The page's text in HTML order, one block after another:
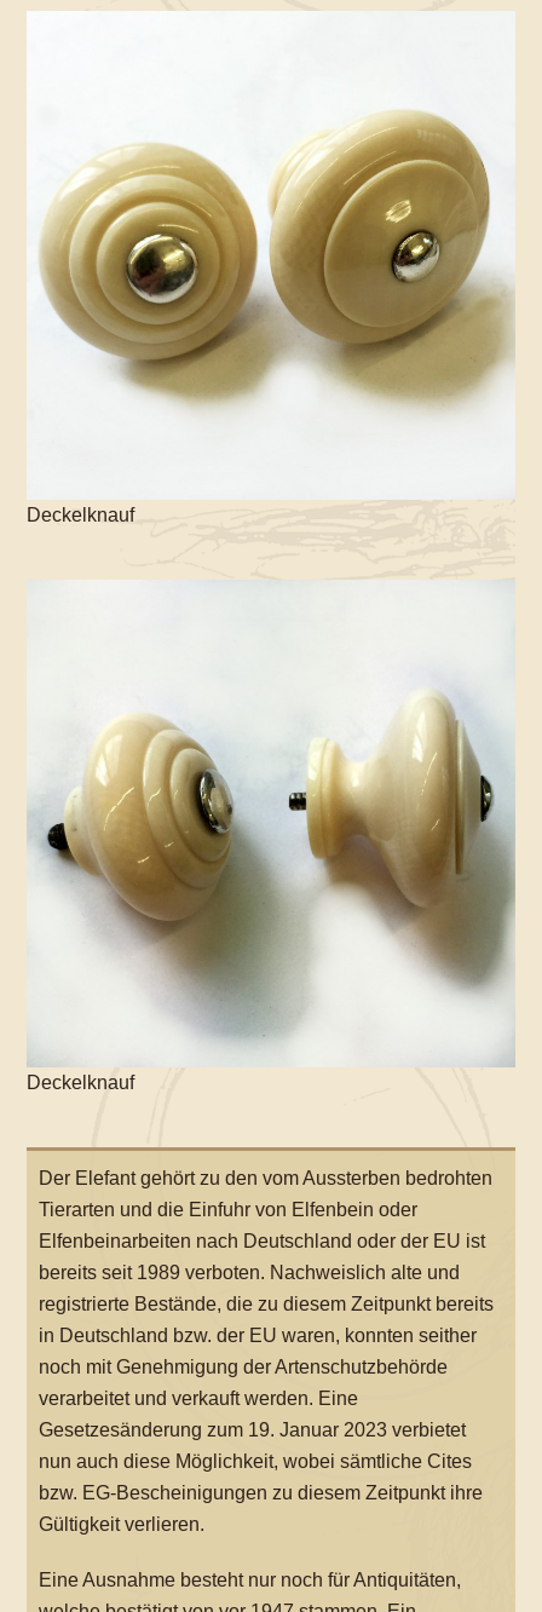
Deckelknauf
Deckelknauf
Der Elefant gehört zu den vom Aussterben bedrohten
Tierarten und die Einfuhr von Elfenbein oder
Elfenbeinarbeiten nach Deutschland oder der EU ist
bereits seit 1989 verboten. Nachweislich alte und
registrierte Bestände, die zu diesem Zeitpunkt bereits
in Deutschland bzw. der EU waren, konnten seither
noch mit Genehmigung der Artenschutzbehörde
verarbeitet und verkauft werden. Eine
Gesetzesänderung zum 19. Januar 2023 verbietet
nun auch diese Möglichkeit, wobei sämtliche Cites
bzw. EG-Bescheinigungen zu diesem Zeitpunkt ihre
Gültigkeit verlieren.
Eine Ausnahme besteht nur noch für Antiquitäten,